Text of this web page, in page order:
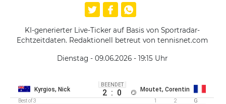
KI-generierter Live-Ticker auf Basis von Sportradar-
Echtzeitdaten. Redaktionell betreut von tennisnet.com
Dienstag - 09.06.2026 - 19:15 Uhr
Kyrgios, Nick
BEENDET
2 : 0 Moutet, Corentin
Best of 3 1 2 G